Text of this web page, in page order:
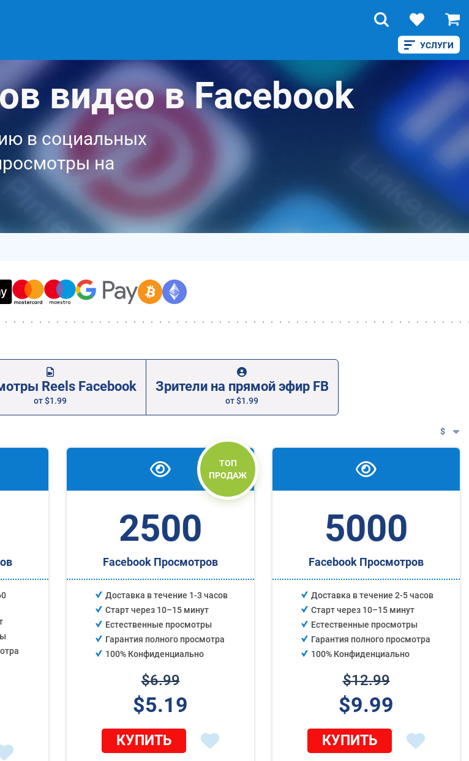
УСЛУГИ
видео в Facebook
в социальных
на
Reels Facebook
от$1.99
Зрители на прямой эфир FB
от$1.99
$
ТОП
ПРОДАЖ
2500
Facebook Просмотров
Доставка в течение 1-3 часов
Старт через 10–15 минут
Естественные просмотры
Гарантия полного просмотра
100% Конфиденциально
$6.99
$5.19
КУПИТЬ
5000
Facebook Просмотров
Доставка в течение 2-5 часов
Старт через 10–15 минут
Естественные просмотры
Гарантия полного просмотра
100% Конфиденциально
$12.99
$9.99
КУПИТЬ